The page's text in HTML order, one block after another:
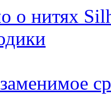
о нитях